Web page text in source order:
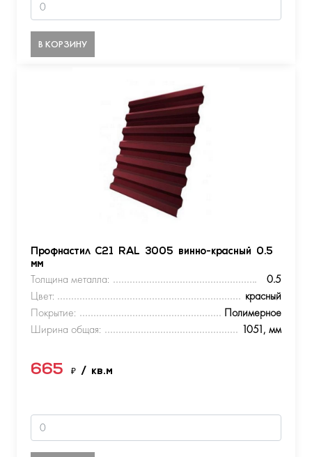
В КОРЗИНУ
Профнастил С21 RAL 3005 винно-красный 0.5
мм
Толщина металла:
0.5
Цвет:
красный
Покрытие:
Полимерное
Ширина общая:
1051, мм
665 ₽ / кв.м